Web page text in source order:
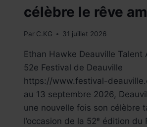
célèbre le rêve
Par C.KG 31 juillet 2026
Ethan Hawke Deauville Talent
52e Festival de Deauville
https://www.festival-
au 13 septembre 2026,
une nouvelle fois son célèbre
l’occasion de la 52ᵉ édition du